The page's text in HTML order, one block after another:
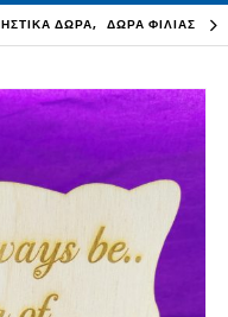
ΔΩΡΑ, ΔΩΡΑ ΦΙΛΙΑΣ